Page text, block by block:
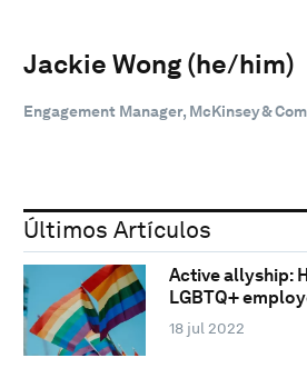
Jackie Wong (he/him)
Engagement Manager, McKinsey &
Últimos Artículos
Active allyship:
LGBTQ+
18 jul 2022